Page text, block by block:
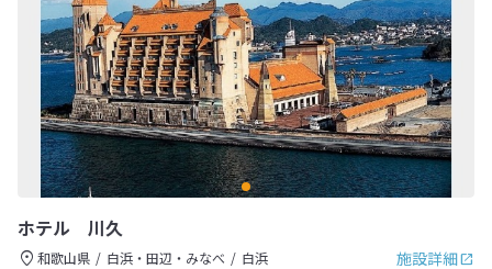
ホテル 川久
施設詳細
和歌山県 白浜・田辺・みなべ
白浜